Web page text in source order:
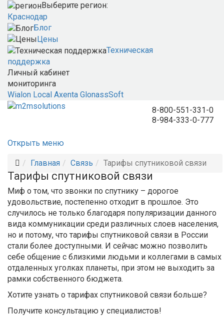
Выберите регион:
Краснодар
Блог
Цены
Техническая
поддержка
Личный кабинет
мониторинга
Wialon Local Axenta GlonassSoft
8-800-551-331-0
8-984-333-0-777
Открыть меню
Главная Связь Тарифы спутниковой связи
Тарифы спутниковой связи
Миф о том, что звонки по спутнику – дорогое
удовольствие, постепенно отходит в прошлое. Это
случилось не только благодаря популяризации данного
вида коммуникации среди различных слоев населения,
но и потому, что тарифы спутниковой связи в России
стали более доступными. И сейчас можно позволить
себе общение с близкими людьми и коллегами в самых
отдаленных уголках планеты, при этом не выходить за
рамки собственного бюджета.
Хотите узнать о тарифах спутниковой связи больше?
Получите консультацию у специалистов!